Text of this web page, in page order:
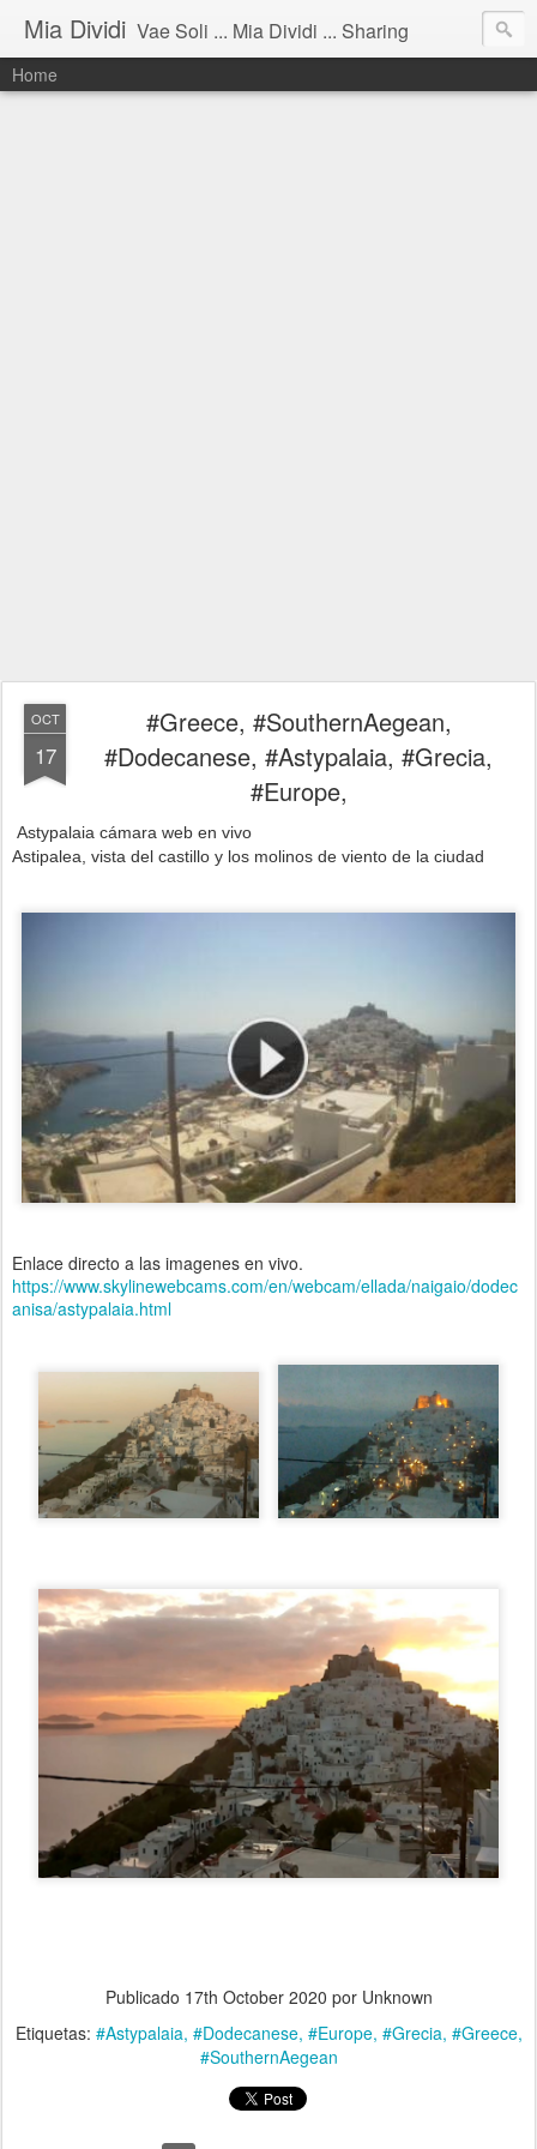
Mia Dividi Vae Soli ... Mia Dividi ... Sharing
Home
OCT
17
#Greece, #SouthernAegean,
#Dodecanese, #Astypalaia, #Grecia,
#Europe,
Astypalaia cámara web en vivo
Astipalea, vista del castillo y los molinos de viento de la ciudad
Enlace directo a las imagenes en vivo.
https://www.skylinewebcams.com/en/webcam/ellada/naigaio/dodec
anisa/astypalaia.html
Publicado 17th October 2020 por Unknown
Etiquetas: #Astypalaia #Dodecanese #Europe #Grecia #Greece
#SouthernAegean